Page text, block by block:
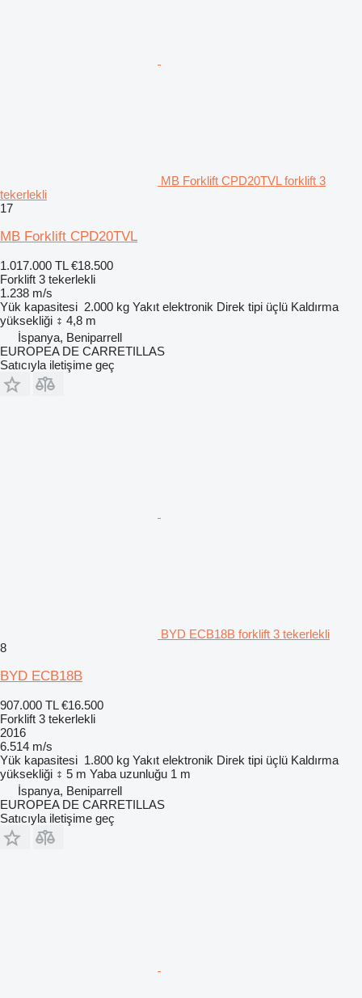
MB Forklift CPD20TVL forklift 3
tekerlekli
17
MB Forklift CPD20TVL
1.017.000 TL €18.500
Forklift 3 tekerlekli
1.238 m/s
Yük kapasitesi 2.000 kg Yakıt elektronik Direk tipi üçlü Kaldırma
yüksekliği
4,8 m
İspanya, Beniparrell
EUROPEA DE CARRETILLAS
Satıcıyla iletişime geç
BYD ECB18B forklift 3 tekerlekli
8
BYD ECB18B
907.000 TL €16.500
Forklift 3 tekerlekli
2016
6.514 m/s
Yük kapasitesi 1.800 kg Yakıt elektronik Direk tipi üçlü Kaldırma
yüksekliği
5 m Yaba uzunluğu 1 m
İspanya, Beniparrell
EUROPEA DE CARRETILLAS
Satıcıyla iletişime geç